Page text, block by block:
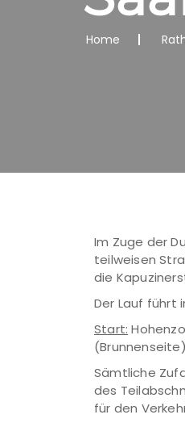
Home
Im Zuge der
teilweisen
die
Der Lauf führt
Start:
Sämtliche
des
für den